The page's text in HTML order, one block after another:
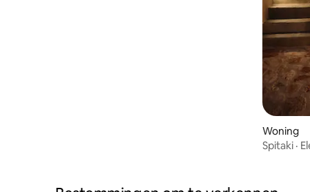
Woning
Spitaki ·